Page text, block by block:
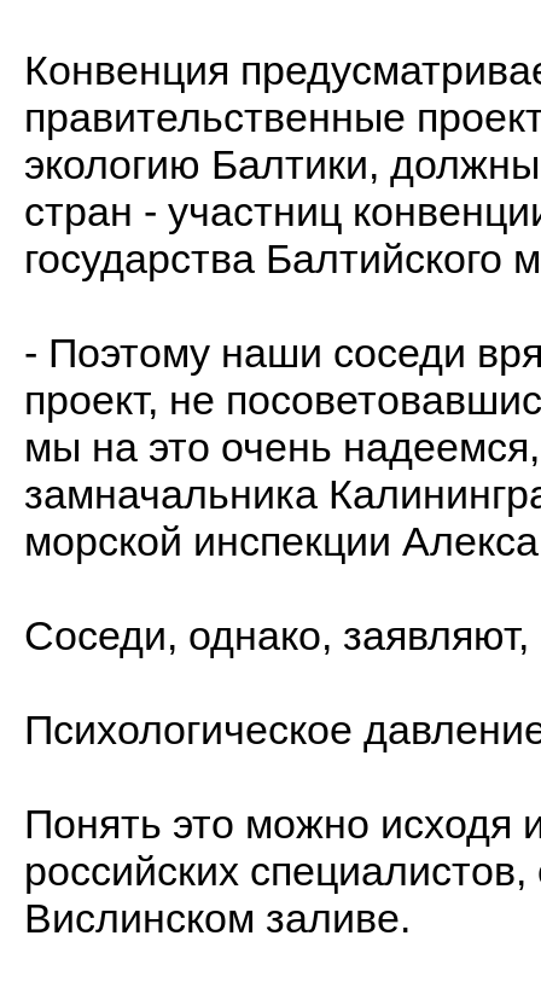
Конвенция
правительственные
экологию Балтики,
стран - участниц
государства Балтийского
- Поэтому наши соседи
проект, не
мы на это очень
замначальника
морской инспекции
Соседи, однако,
Психологическое
Понять это можно исходя
российских
Вислинском заливе.